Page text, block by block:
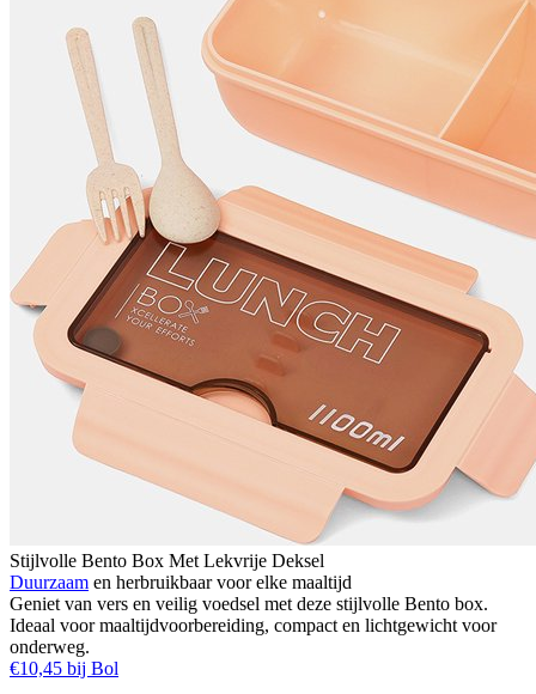
Stijlvolle Bento Box Met Lekvrije Deksel
Duurzaam en herbruikbaar voor elke maaltijd
Geniet van vers en veilig voedsel met deze stijlvolle Bento box.
Ideaal voor maaltijdvoorbereiding, compact en lichtgewicht voor
onderweg.
€10,45 bij Bol